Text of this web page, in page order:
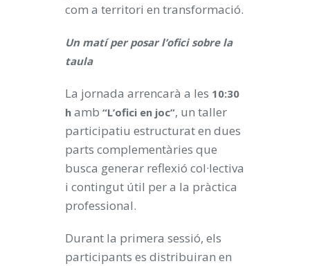
com a territori en transformació.
Un matí per posar l’ofici sobre la
taula
La jornada arrencarà a les 10:30
h amb “L’ofici en joc”, un taller
participatiu estructurat en dues
parts complementàries que
busca generar reflexió col·lectiva
i contingut útil per a la pràctica
professional.
Durant la primera sessió, els
participants es distribuiran en